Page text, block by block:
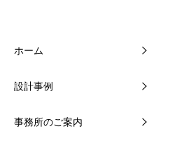
ホーム
設計事例
事務所のご案内